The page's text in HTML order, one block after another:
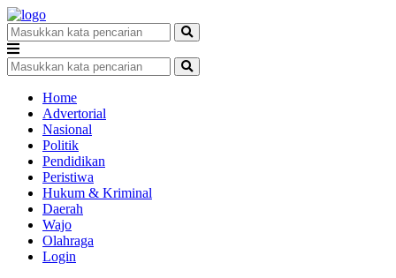
Home
Advertorial
Nasional
Politik
Pendidikan
Peristiwa
Hukum & Kriminal
Daerah
Wajo
Olahraga
Login